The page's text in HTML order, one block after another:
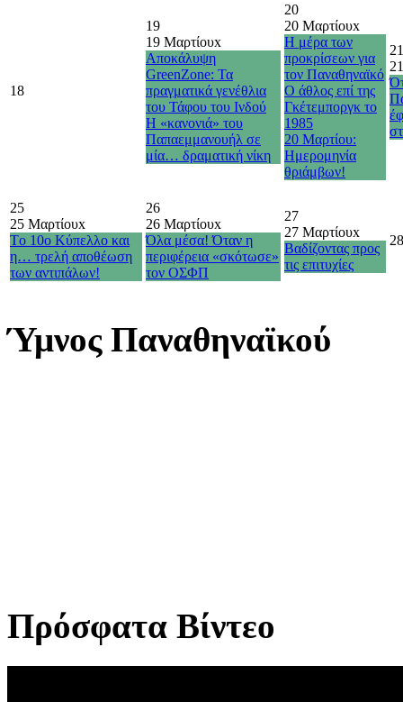
18
19
19 Μαρτίουx
Αποκάλυψη
GreenZone: Τα
πραγματικά γενέθλια
του Τάφου του Ινδού
Η «κανονιά» του
Παπαεμμανουήλ σε
μία… δραματική νίκη
20
20 Μαρτίουx
Η μέρα των
προκρίσεων για
τον Παναθηναϊκό
Ο άθλος επί της
Γκέτεμποργκ το
1985
20 Μαρτίου:
Ημερομηνία
θριάμβων!
21
25
25 Μαρτίουx
Τo 10o Κύπελλο και
η… τρελή αποθέωση
των αντιπάλων!
26
26 Μαρτίουx
Όλα μέσα! Όταν η
περιφέρεια «σκότωσε»
τον ΟΣΦΠ
27
27 Μαρτίουx
Βαδίζοντας προς
τις επιτυχίες
28
Ύμνος Παναθηναϊκού
Πρόσφατα Βίντεο